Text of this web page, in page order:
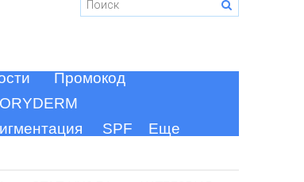
Промокод
SPF Еще